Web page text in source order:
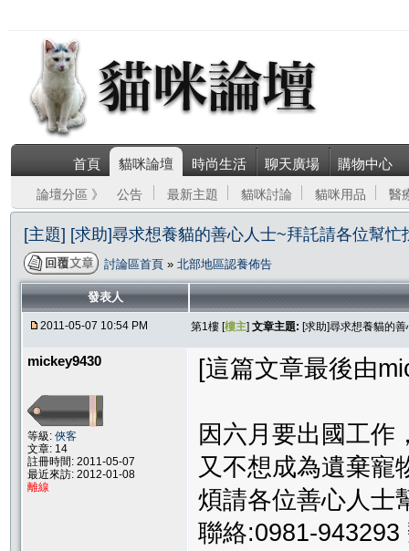
首頁 貓咪論壇 時尚生活 聊天廣場 購物中心
論壇分區 》 公告 最新主題 貓咪討論 貓咪用品 醫
[主題] [求助]尋求想養貓的善心人士~拜託請各位幫忙
討論區首頁 » 北部地區認養佈告
發表人
2011-05-07 10:54 PM 第1樓 [樓主] 文章主題: [求助]尋求想養貓的
mickey9430
等級: 俠客
文章: 14
註冊時間: 2011-05-07
最近來訪: 2012-01-08
離線
[這篇文章最後由
因六月要出國工作
又不想成為遺棄寵
煩請各位善心人士
聯絡:0981-943293